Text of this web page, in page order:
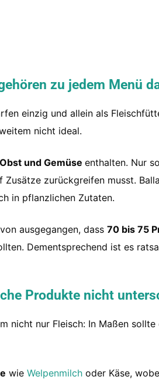
zu jedem Menü
einzig und allein als
nicht ideal.
Obst und Gemüse enthalten. Nur
Zusätze zurückgreifen musst.
in pflanzlichen Zutaten.
ausgegangen, dass 70 bis 75
Dementsprechend ist es
Produkte nicht
nicht nur Fleisch: In Maßen
wie Welpenmilch oder Käse,